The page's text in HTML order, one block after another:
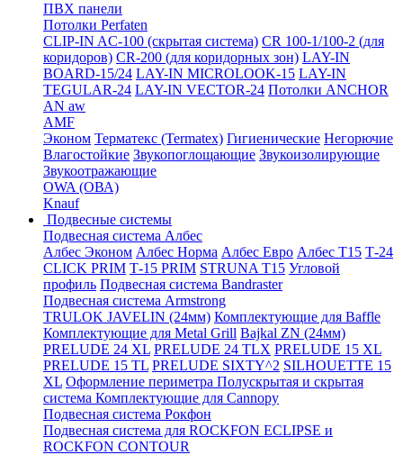
ПВХ панели
Потолки Perfaten
CLIP-IN AC-100 (скрытая система) CR 100-1/100-2 (для
коридоров) CR-200 (для коридорных зон) LAY-IN
BOARD-15/24 LAY-IN MICROLOOK-15 LAY-IN
TEGULAR-24 LAY-IN VECTOR-24 Потолки ANCHOR
AN aw
AMF
Эконом Терматекс (Termatex) Гигиенические Негорючие
Влагостойкие Звукопоглощающие Звукоизолирующие
Звукоотражающие
OWA (ОВА)
Knauf
Подвесные системы
Подвесная система Албес
Албес Эконом Албес Норма Албес Евро Албес T15 Т-24
CLICK PRIM Т-15 PRIM STRUNA Т15 Угловой
профиль Подвесная система Bandraster
Подвесная система Armstrong
TRULOK JAVELIN (24мм) Комплектующие для Baffle
Комплектующие для Metal Grill Bajkal ZN (24мм)
PRELUDE 24 XL PRELUDE 24 TLX PRELUDE 15 XL
PRELUDE 15 TL PRELUDE SIXTY^2 SILHOUETTE 15
XL Оформление периметра Полускрытая и скрытая
система Комплектующие для Cannopy
Подвесная система Рокфон
Подвесная система для ROCKFON ECLIPSE и
ROCKFON CONTOUR